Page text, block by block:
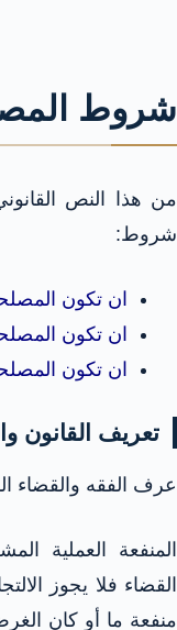
شروط
شروط:
ان تكون
ان تكون
ان تكون
تعريف القانون
عرف الفقه والقضاء
المنفعة العملية
القضاء فلا يجوز
منفعة ما أو كان